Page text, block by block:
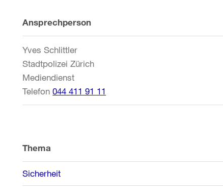
Weitere
Informationen
Ansprechperson
Yves Schlittler
Stadtpolizei Zürich
Mediendienst
Telefon 044 411 91 11
Thema
Sicherheit